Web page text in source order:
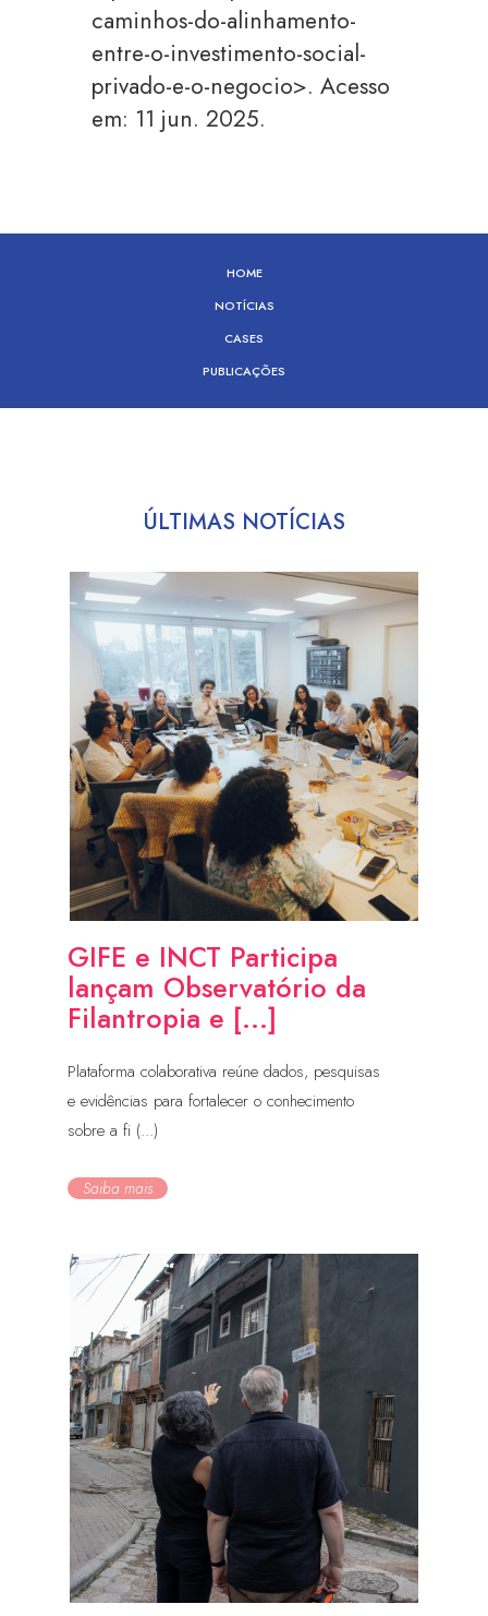
caminhos-do-alinhamento-
entre-o-investimento-social-
privado-e-o-negocio>. Acesso
em: 11 jun. 2025.
HOME
NOTÍCIAS
CASES
PUBLICAÇÕES
ÚLTIMAS NOTÍCIAS
GIFE e INCT Participa
lançam Observatório da
Filantropia e [...]
Plataforma colaborativa reúne dados, pesquisas
e evidências para fortalecer o conhecimento
sobre a fi (...)
Saiba mais